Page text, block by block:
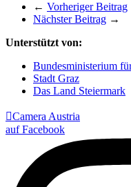
← Vorheriger Beitrag
Nächster Beitrag →
Unterstützt von:
Bundesministerium
Stadt Graz
Das Land Steiermark
Camera Austria
auf Facebook